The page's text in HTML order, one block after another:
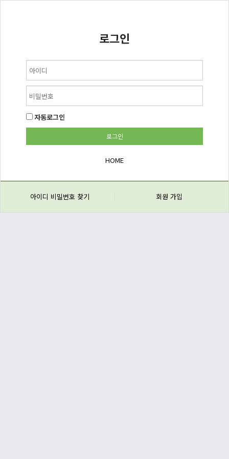
로그인
자동로그인
HOME
아이디 비밀번호 찾기 회원 가입